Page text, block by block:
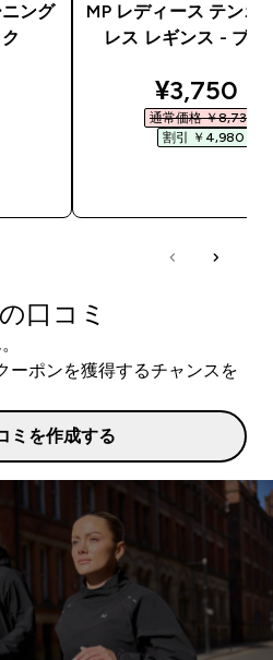
ング
price
MP レディース テンポ
レス レギンス - ブラ
¥3,750‎
通常価格 ￥8,730‎
割引 ￥4,980‎
口コミ
ーポンを獲得するチャンスを
ミを作成する